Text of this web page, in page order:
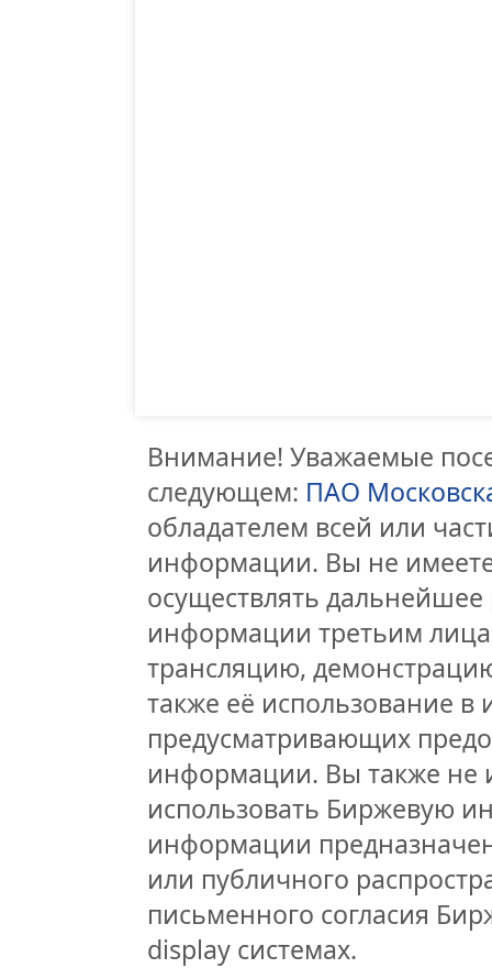
Внимание! Уважаемые
следующем: ПАО
обладателем всей или
информации. Вы не
осуществлять
информации третьим
трансляцию,
также её использование
предусматривающих
информации. Вы также не
использовать Биржевую
информации
или публичного
письменного согласия
display системах.